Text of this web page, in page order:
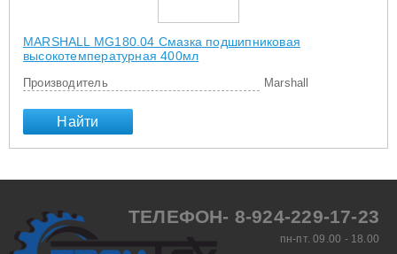
MARSHALL MG180.04 Смазка подшипниковая
высокотемпературная 400мл
Производитель Marshall
Найти
ТЕЛЕФОН- 8-924-229-17-23
пн-пт. 09.00 - 18.00